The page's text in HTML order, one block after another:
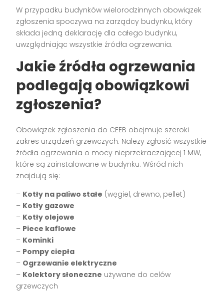
W przypadku budynków wielorodzinnych obowiązek
zgłoszenia spoczywa na zarządcy budynku, który
składa jedną deklarację dla całego budynku,
uwzględniając wszystkie źródła ogrzewania.
Jakie źródła ogrzewania
podlegają obowiązkowi
zgłoszenia?
Obowiązek zgłoszenia do CEEB obejmuje szeroki
zakres urządzeń grzewczych. Należy zgłosić wszystkie
źródła ogrzewania o mocy nieprzekraczającej 1 MW,
które są zainstalowane w budynku. Wśród nich
znajdują się:
– Kotły na paliwo stałe (węgiel, drewno, pellet)
– Kotły gazowe
– Kotły olejowe
– Piece kaflowe
– Kominki
– Pompy ciepła
– Ogrzewanie elektryczne
– Kolektory słoneczne używane do celów
grzewczych